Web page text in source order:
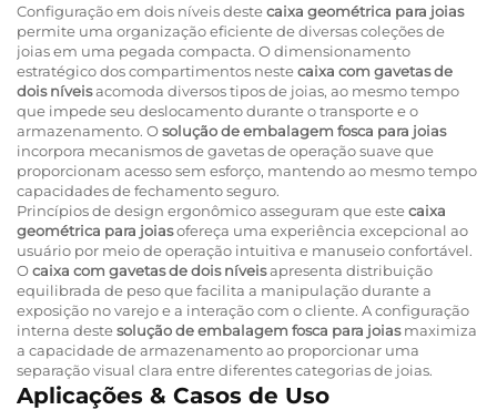
Configuração em dois níveis destecaixa geométrica para joias
permite uma organização eficiente de diversas coleções de
joias em uma pegada compacta. O dimensionamento
estratégico dos compartimentos nestecaixa com gavetas de
dois níveisacomoda diversos tipos de joias, ao mesmo tempo
que impede seu deslocamento durante o transporte e o
armazenamento. Osolução de embalagem fosca para joias
incorpora mecanismos de gavetas de operação suave que
proporcionam acesso sem esforço, mantendo ao mesmo tempo
capacidades de fechamento seguro.
Princípios de design ergonômico asseguram que estecaixa
geométrica para joiasofereça uma experiência excepcional ao
usuário por meio de operação intuitiva e manuseio confortável.
Ocaixa com gavetas de dois níveisapresenta distribuição
equilibrada de peso que facilita a manipulação durante a
exposição no varejo e a interação com o cliente. A configuração
interna destesolução de embalagem fosca para joiasmaximiza
a capacidade de armazenamento ao proporcionar uma
separação visual clara entre diferentes categorias de joias.
Aplicações & Casos de Uso